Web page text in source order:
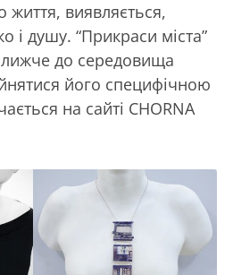
життя, виявляється,
і душу. “Прикраси міста”
до середовища
його специфічною
на сайті CHORNA